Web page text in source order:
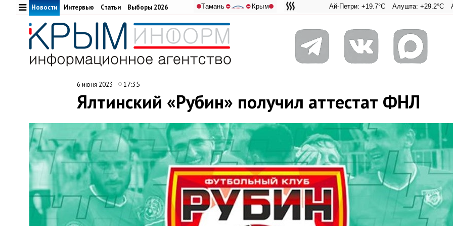
Ай-Петри: +19.7°C Алушта: +29.2°C
Тамань ⛔ ⛔ Крым
Новости Интервью Статьи Выборы 2026
6 июня 2023 17:35
Ялтинский «Рубин» получил аттестат ФНЛ